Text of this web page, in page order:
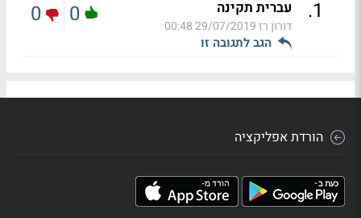
1
. עברית תקינה
דורון רז29/07/2019 00:48
הגב לתגובה זו
0
0
הורדת אפליקציה